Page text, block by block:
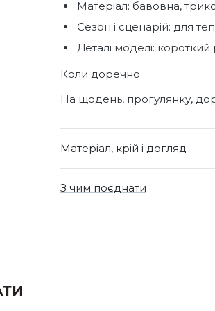
Матеріал: бавовна,
Сезон і сценарій: для
Деталі моделі: короткий
Коли доречно
На щодень, прогулянку,
Матеріал, крій і догляд
З чим поєднати